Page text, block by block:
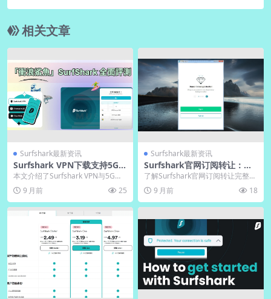
相关文章
Surfshark最新资讯
Surfshark VPN下载支持5G毫
米波｜官网移动速度翻倍
本文介绍了Surfshark VPN与5G毫
米波技术结合带来的高速网络体
验。通过...
9 月前 25
Surfshark最新资讯
Surfshark官网订阅转让：中
文版电脑版账号过户教程
了解Surfshark官网订阅转让完整流
程，掌握电脑端账号安全过户的关
键步骤。文...
9 月前 18